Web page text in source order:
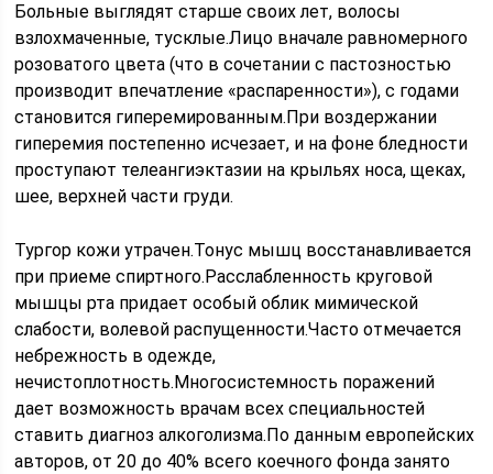
Больные выглядят старше своих лет, волосы
взлохмаченные, тусклые.Лицо вначале равномерного
розоватого цвета (что в сочетании с пастозностью
производит впечатление «распаренности»), с годами
становится гиперемированным.При воздержании
гиперемия постепенно исчезает, и на фоне бледности
проступают телеангиэктазии на крыльях носа, щеках,
шее, верхней части груди.
Тургор кожи утрачен.Тонус мышц восстанавливается
при приеме спиртного.Расслабленность круговой
мышцы рта придает особый облик мимической
слабости, волевой распущенности.Часто отмечается
небрежность в одежде,
нечистоплотность.Многосистемность поражений
дает возможность врачам всех специальностей
ставить диагноз алкоголизма.По данным европейских
авторов, от 20 до 40% всего коечного фонда занято